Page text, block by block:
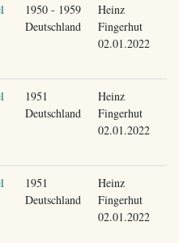
1950 - 1959
Deutschland
Heinz
Fingerhut
02.01.2022
1951
Deutschland
Heinz
Fingerhut
02.01.2022
1951
Deutschland
Heinz
Fingerhut
02.01.2022